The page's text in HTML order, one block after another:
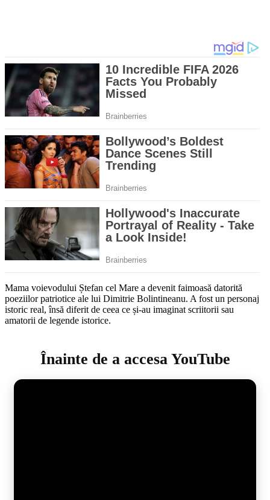
Mama voievodului Ștefan cel Mare a devenit faimoasă datorită
poeziilor patriotice ale lui Dimitrie Bolintineanu. A fost un personaj
istoric real, însă diferit de ceea ce și-au imaginat scriitorii sau
amatorii de legende istorice.
Înainte de a accesa YouTube